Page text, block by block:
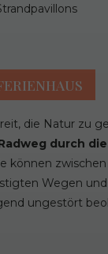
die Natur zu
durch
können
Wegen
ungestört